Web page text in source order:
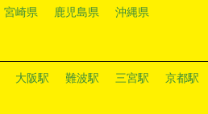
宮崎県
鹿児島県 沖縄県
大阪駅 難波駅 三宮駅 京都駅